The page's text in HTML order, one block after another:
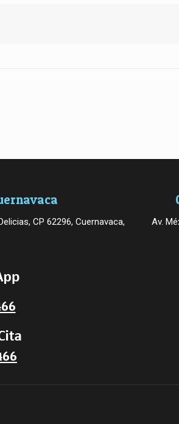
CP 62296, Cuernavaca,
Av.